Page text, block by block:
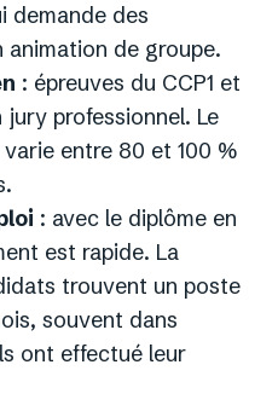
demande des
animation de groupe.
: épreuves du CCP1 et
professionnel. Le
entre 80 et 100 %
: avec le diplôme en
est rapide. La
trouvent un poste
souvent dans
ont effectué leur